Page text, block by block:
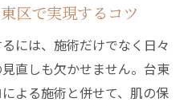
ワ対策事例と利用者の声
になる方への最新アドバ
区で実現するコツ
には、施術だけでなく日々
直しも欠かせません。台東
よる施術と併せて、肌の保